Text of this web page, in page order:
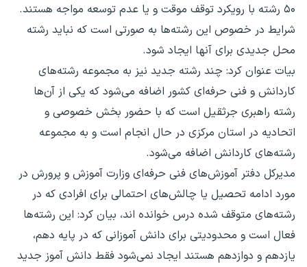
۵۰ رشته با رویکرد توقف موقت و یا عدم توسعه مواجه هستند.
شرایط در خصوص این رشته‌ها به صورتی است که نباید رشته
محل جدیدی برای آنها ایجاد شود.
بیات عنوان کرد: چند رشته جدید نیز به مجموعه رشته‌های
کاردانش و فنی حرفه‌ای کشور اضافه می‌شود که یکی از آن‌ها
رشته راهبری جرثقیل است که با حضور بخش خصوصی و
اتحادیه در استان مرکزی در حال انجام است و به مجموعه
رشته‌های کاردانش اضافه می‌شود.
مدیرکل دفتر آموزش‌های فنی حرفه‌ای وزارت آموزش و پرورش در
مورد ادامه تحصیل یا چالش‌های احتمالی برای افرادی که در
رشته‌های متوقف شده درس خوانده اند، بیان کرد: این رشته‌ها
فعال است و محدودیتی برای دانش آموزانی که در پایه دهم،
یازدهم و دوازدهم هستند ایجاد نمی‌شود فقط دانش آموز جدید